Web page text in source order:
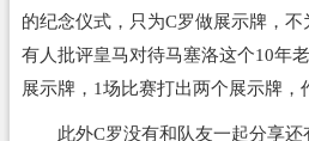
的纪念仪式，只为C罗做展示牌，
有人批评皇马对待马塞洛这个10年
展示牌，1场比赛打出两个展示牌，
此外C罗没有和队友一起分享还